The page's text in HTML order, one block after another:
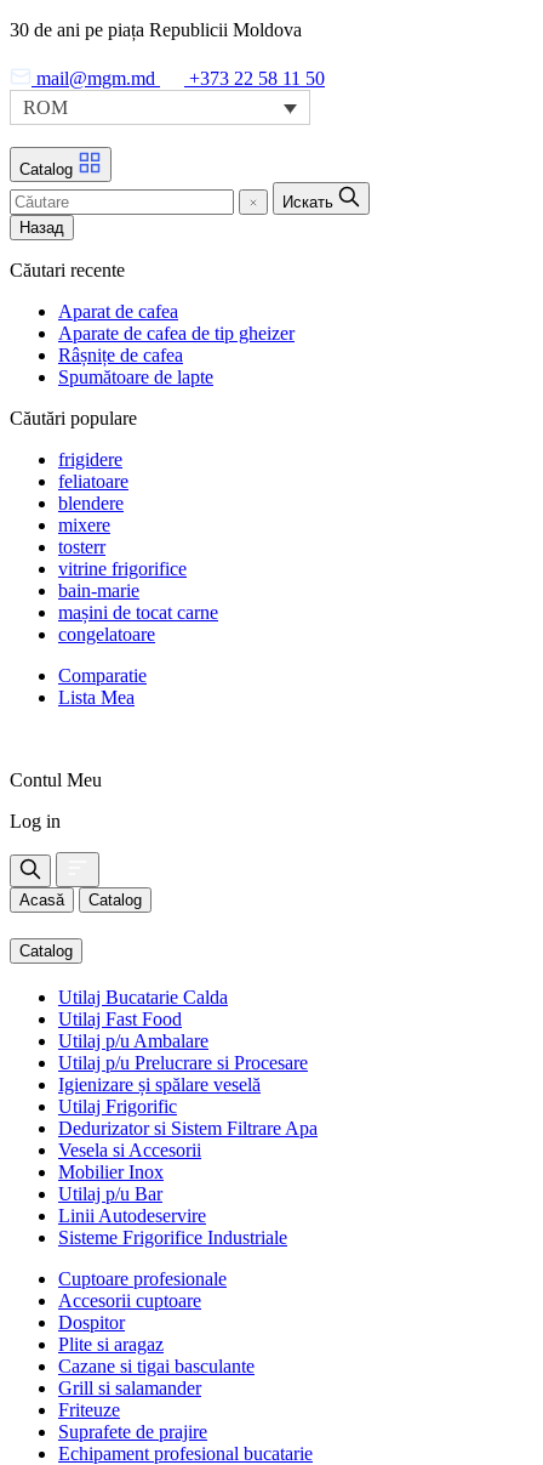
Skip
the
content
30 de ani pe piața Republicii Moldova
mail@mgm.md
+373 22 58 11 50
ROM
Catalog
Искать
Назад
Căutari recente
Aparat de cafea
Aparate de cafea de tip gheizer
Râșnițe de cafea
Spumătoare de lapte
Căutări populare
frigidere
feliatoare
blendere
mixere
tosterr
vitrine frigorifice
bain-marie
mașini de tocat carne
congelatoare
Comparatie
Lista Mea
Contul Meu
Log in
Acasă Catalog
Catalog
Utilaj Bucatarie Calda
Utilaj Fast Food
Utilaj p/u Ambalare
Utilaj p/u Prelucrare si Procesare
Igienizare și spălare veselă
Utilaj Frigorific
Dedurizator si Sistem Filtrare Apa
Vesela si Accesorii
Mobilier Inox
Utilaj p/u Bar
Linii Autodeservire
Sisteme Frigorifice Industriale
Cuptoare profesionale
Accesorii cuptoare
Dospitor
Plite si aragaz
Cazane si tigai basculante
Grill si salamander
Friteuze
Suprafete de prajire
Echipament profesional bucatarie